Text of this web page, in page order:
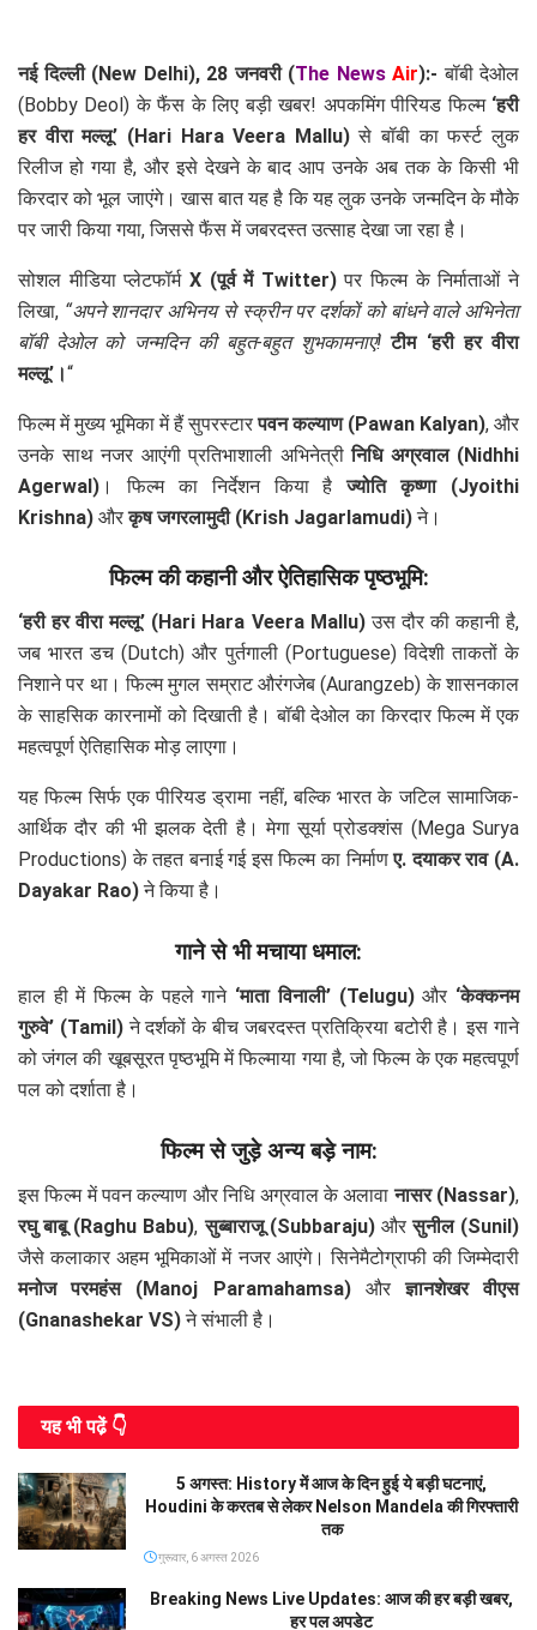
नई दिल्ली (New Delhi), 28 जनवरी (The News Air):-बॉबी देओल
(Bobby Deol) के फैंस के लिए बड़ी खबर! अपकमिंग पीरियड फिल्म ‘हरी
हर वीरा मल्लू’ (Hari Hara Veera Mallu)से बॉबी का फर्स्ट लुक
रिलीज हो गया है, और इसे देखने के बाद आप उनके अब तक के किसी भी
किरदार को भूल जाएंगे। खास बात यह है कि यह लुक उनके जन्मदिन के मौके
पर जारी किया गया, जिससे फैंस में जबरदस्त उत्साह देखा जा रहा है।
सोशल मीडिया प्लेटफॉर्म X (पूर्व में Twitter)पर फिल्म के निर्माताओं ने
लिखा, “अपने शानदार अभिनय से स्क्रीन पर दर्शकों को बांधने वाले अभिनेता
बॉबी देओल को जन्मदिन की बहुत-बहुत शुभकामनाएं! टीम ‘हरी हर वीरा
मल्लू’।“
फिल्म में मुख्य भूमिका में हैं सुपरस्टारपवन कल्याण (Pawan Kalyan), और
उनके साथ नजर आएंगी प्रतिभाशाली अभिनेत्रीनिधि अग्रवाल (Nidhhi
Agerwal) । फिल्म का निर्देशन किया हैज्योति कृष्णा (Jyoithi
Krishna) औरकृष जगरलामुदी (Krish Jagarlamudi)ने।
फिल्म की कहानी और ऐतिहासिक पृष्ठभूमि:
‘हरी हर वीरा मल्लू’ (Hari Hara Veera Mallu)उस दौर की कहानी है,
जब भारत डच (Dutch) और पुर्तगाली (Portuguese) विदेशी ताकतों के
निशाने पर था। फिल्म मुगल सम्राट औरंगजेब (Aurangzeb) के शासनकाल
के साहसिक कारनामों को दिखाती है। बॉबी देओल का किरदार फिल्म में एक
महत्वपूर्ण ऐतिहासिक मोड़ लाएगा।
यह फिल्म सिर्फ एक पीरियड ड्रामा नहीं, बल्कि भारत के जटिल सामाजिक-
आर्थिक दौर की भी झलक देती है। मेगा सूर्या प्रोडक्शंस (Mega Surya
Productions) के तहत बनाई गई इस फिल्म का निर्माणए. दयाकर राव (A.
Dayakar Rao)ने किया है।
गाने से भी मचाया धमाल:
हाल ही में फिल्म के पहले गाने ‘माता विनाली’ (Telugu)और ‘केक्कनम
गुरुवे’ (Tamil)ने दर्शकों के बीच जबरदस्त प्रतिक्रिया बटोरी है। इस गाने
को जंगल की खूबसूरत पृष्ठभूमि में फिल्माया गया है, जो फिल्म के एक महत्वपूर्ण
पल को दर्शाता है।
फिल्म से जुड़े अन्य बड़े नाम:
इस फिल्म में पवन कल्याण और निधि अग्रवाल के अलावानासर (Nassar),
रघु बाबू (Raghu Babu),सुब्बाराजू (Subbaraju)औरसुनील (Sunil)
जैसे कलाकार अहम भूमिकाओं में नजर आएंगे। सिनेमैटोग्राफी की जिम्मेदारी
मनोज परमहंस (Manoj Paramahamsa)औरज्ञानशेखर वीएस
(Gnanashekar VS)ने संभाली है।
यह भी पढे़ं 👇
5 अगस्त: History में आज के दिन हुई ये बड़ी घटनाएं,
Houdini के करतब से लेकर Nelson Mandela की गिरफ्तारी
तक
गुरूवार, 6 अगस्त 2026
Breaking News Live Updates: आज की हर बड़ी खबर,
हर पल अपडेट